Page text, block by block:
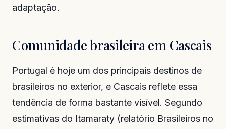
adaptação.
Comunidade brasileira em Cascais
Portugal é hoje um dos principais destinos de
brasileiros no exterior, e Cascais reflete essa
tendência de forma bastante visível. Segundo
estimativas do Itamaraty (relatório Brasileiros no